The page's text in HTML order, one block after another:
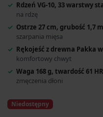
Rdzeń VG-10, 33 warstwy
na rdzę
Ostrze 27 cm, grubość 1,7
szarpania mięsa
Rękojeść z drewna Pakka
komfortowy chwyt
Waga 168 g, twardość 61
zmęczenia dłoni
Niedostępny